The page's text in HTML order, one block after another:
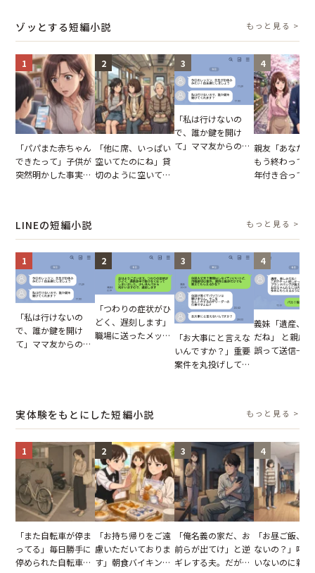
ゾッとする短編小説 もっと見る >
1
「パパまた赤ちゃん
できたって」子供が
突然明かした事実。
2
「他に席、いっぱい
空いてたのにね」貸
切のように空いてる
3
「私は行けないの
で、誰か鍵を開け
て」ママ友からの
4
親友「あなた
もう終わって
年付き合って
LINEの短編小説 もっと見る >
1
「私は行けないの
で、誰か鍵を開け
て」ママ友からの
2
「つわりの症状がひ
どく、遅刻します」
職場に送ったメッセ
3
「お大事にと言えな
いんですか？」重要
案件を丸投げして休
4
義妹「遺産、
だね」 と親戚
誤って送信→夫
実体験をもとにした短編小説 もっと見る >
1
「また自転車が停ま
ってる」毎日勝手に
停められた自転車。
2
「お持ち帰りをご遠
慮いただいておりま
す」朝食バイキング
3
「俺名義の家だ、お
前らが出てけ」と逆
ギレする夫。だが、
4
「お昼ご飯、
ないの？」呼
いないのに新